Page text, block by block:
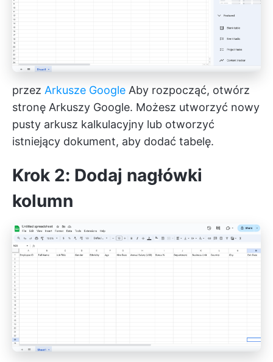
przez Arkusze Google Aby rozpocząć, otwórz
stronę Arkuszy Google. Możesz utworzyć nowy
pusty arkusz kalkulacyjny lub otworzyć
istniejący dokument, aby dodać tabelę.
Krok 2: Dodaj nagłówki
kolumn